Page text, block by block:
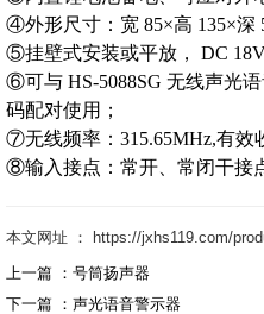
④外形尺寸：宽 85×高 135×深
⑤挂壁式安装或平放， DC
⑥可与 HS-5088SG 无线声光
码配对使用；
⑦无线频率：315.65MHz,有效
⑧输入接点：常开、常闭干接
本文网址 ： https://jxhs119.com/
上一篇 ： 号筒扬声器
下一篇 ： 声光语音警示器